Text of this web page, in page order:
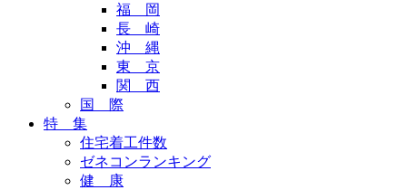
福 岡
長 崎
沖 縄
東 京
関 西
国 際
特 集
住宅着工件数
ゼネコンランキング
健 康